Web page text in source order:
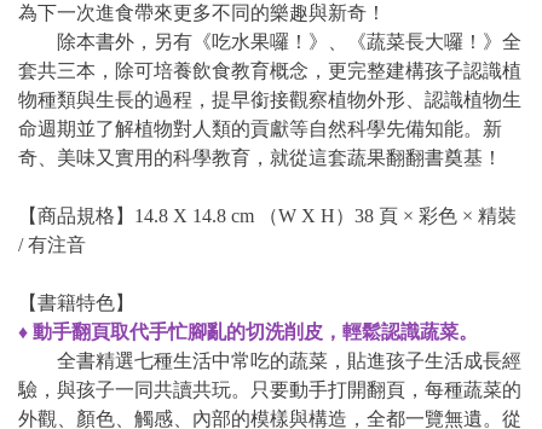
為下一次進食帶來更多不同的樂趣與新奇！
除本書外，另有《吃水果囉！》、《蔬菜長大囉！》全
套共三本，除可培養飲食教育概念，更完整建構孩子認識植
物種類與生長的過程，提早銜接觀察植物外形、認識植物生
命週期並了解植物對人類的貢獻等自然科學先備知能。新
奇、美味又實用的科學教育，就從這套蔬果翻翻書奠基！
【商品規格】14.8 X 14.8 cm （W X H）38 頁 × 彩色 × 精裝
/ 有注音
【書籍特色】
♦ 動手翻頁取代手忙腳亂的切洗削皮，輕鬆認識蔬菜。
全書精選七種生活中常吃的蔬菜，貼進孩子生活成長經
驗，與孩子一同共讀共玩。只要動手打開翻頁，每種蔬菜的
外觀、顏色、觸感、內部的模樣與構造，全都一覽無遺。從